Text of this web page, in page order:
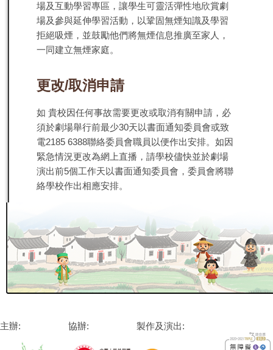
場及互動學習專區，讓學生可靈活彈性地欣賞劇
場及參與延伸學習活動，以鞏固無煙知識及學習
拒絕吸煙，並鼓勵他們將無煙信息推廣至家人，
一同建立無煙家庭。
更改/取消申請
如 貴校因任何事故需要更改或取消有關申請，必
須於劇場舉行前最少30天以書面通知委員會或致
電2185 6388聯絡委員會職員以便作出安排。如因
緊急情況更改為網上直播，請學校儘快並於劇場
演出前5個工作天以書面通知委員會，委員會將聯
絡學校作出相應安排。
主辦: 協辦: 製作及演出: